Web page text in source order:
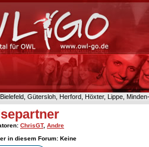
Gütersloh, Herford, Höxter, Lippe,
: ChrisGT, Andre
in diesem Forum: Keine